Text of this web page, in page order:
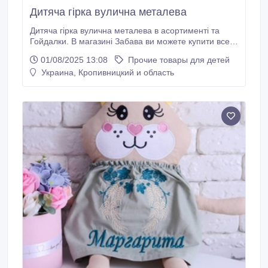
Дитяча гірка вулична металева
Дитяча гірка вулична металева в асортименті та
Гойдалки. В магазині Забава ви можете купити все
металеві, горки для дітей від 3 до 14 років, дитячі
площадки та сучасні ігрові комплекси на різний вік.
з позитивними відгуками - запрошуємо на
консультацію.
01/08/2025 13:08
Прочие товары для детей
Украина, Кропивницкий и область